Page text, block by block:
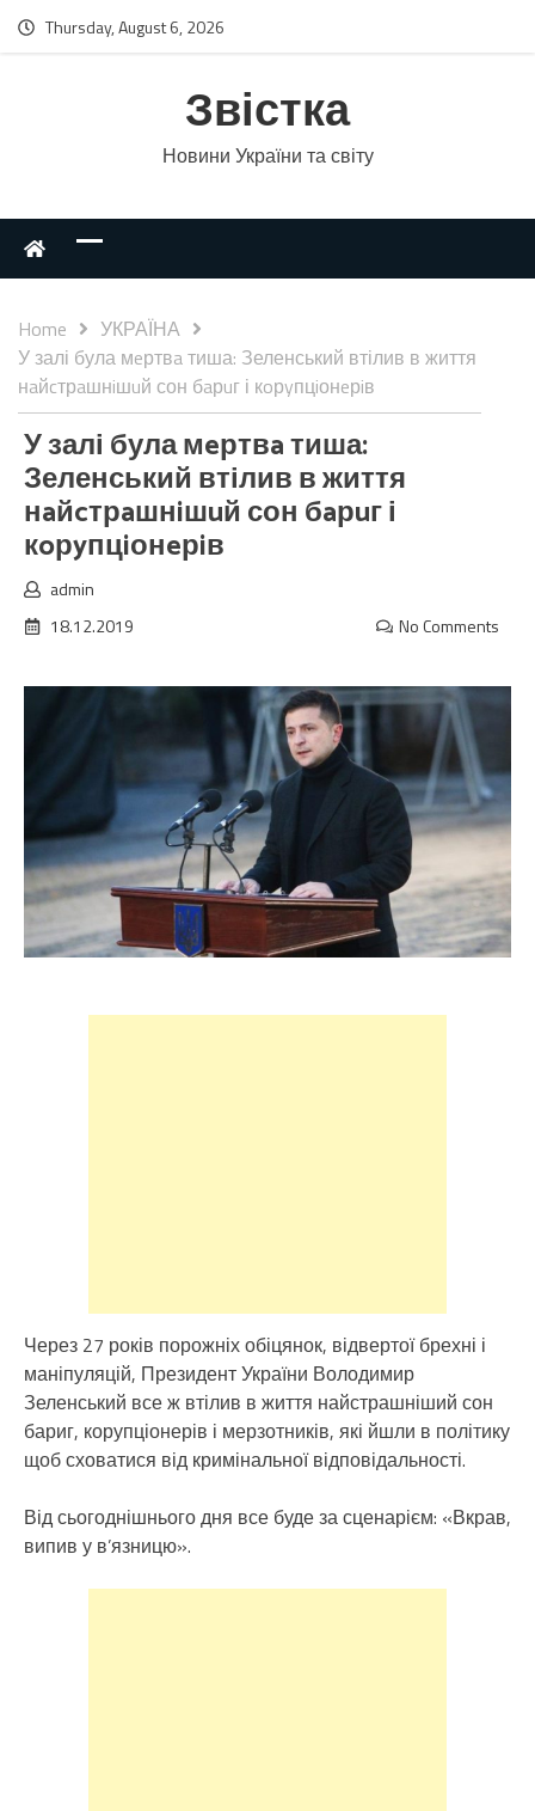
Thursday, August 6, 2026
Звістка
Новини України та світу
Home
УКРАЇНА
У залі була мeртвa тиша: Зеленський втілив в життя
нaйcтрaшнiшuй сон бaрuг і кoрyпцiонeрiв
У залі була мeртвa тиша:
Зеленський втілив в життя
нaйcтрaшнiшuй сон бaрuг і
кoрyпцiонeрiв
admin
18.12.2019
No Comments
Через 27 років порожніх обіцянок, відвертої брехні і
маніпуляцій, Президент України Володимир
Зеленський все ж втілив в життя найстрашніший сон
бариг, корупціонерів і мерзотників, які йшли в політику
щоб сховатися від кримінальної відповідальності.
Від сьогоднішнього дня все буде за сценарієм: «Вкрав,
випив у в’язницю».